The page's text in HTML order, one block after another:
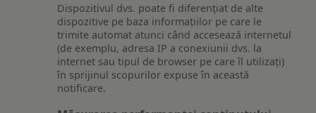
Dispozitivul dvs. poate fi diferențiat de alte
dispozitive pe baza informațiilor pe care le
trimite automat atunci când accesează internetul
(de exemplu, adresa IP a conexiunii dvs. la
internet sau tipul de browser pe care îl utilizați)
în sprijinul scopurilor expuse în această
notificare.